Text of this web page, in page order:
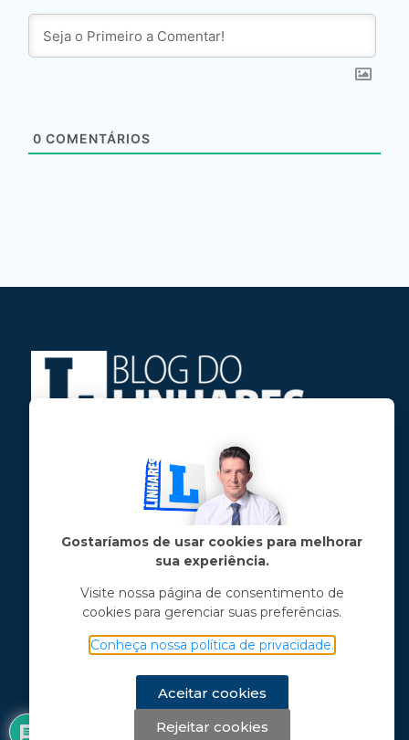
0 COMENTÁRIOS
Jose Linhares Jr é maranhense.
Formado em Jornalismo, estudou filosofia
e tem pós-graduações em ciência política
e marketing político.
Menu principal
Notícias
Opinião
Chama o Linhares
Gostaríamos de usar cookies para melhorar
sua experiência.
Visite nossa página de consentimento de
cookies para gerenciar suas preferências.
Conheça nossa política de privacidade.
Aceitar cookies
Rejeitar cookies